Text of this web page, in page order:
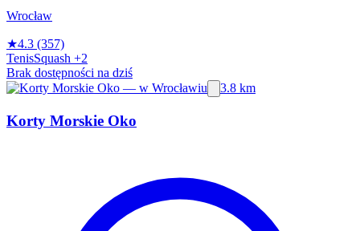
Wrocław
★4.3 (357)
TenisSquash +2
Brak dostępności na dziś
3.8 km
Korty Morskie Oko